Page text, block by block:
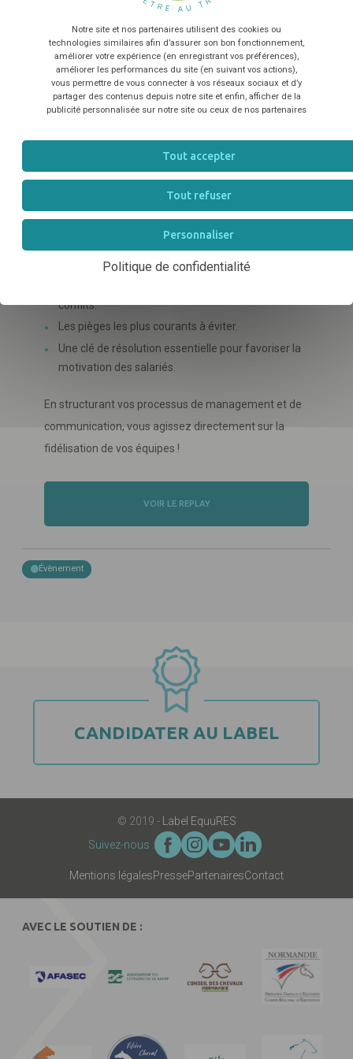
Ce que vous allez concrètement
retirer de cet atelier
Participer à cet atelier d'une heure vous offre des
et l'ambiance générale de votre structure. À partir de
l’analyse d’un cas concret, vous explorerez les
meilleures pratiques et les pièges à éviter pour une
résolution constructive.
Vous repartirez avec :
conflits.
Les pièges les plus courants à éviter.
Une clé de résolution essentielle pour favoriser la
motivation des salariés.
En structurant vos processus de management et de
communication, vous agissez directement sur la
fidélisation de vos équipes !
VOIR LE REPLAY
Évènement
CANDIDATER AU LABEL
© 2019 -
Label EquuRES
Suivez-nous :
Mentions légalesPressePartenairesContact
AVEC LE SOUTIEN DE :
TÉLÉCHARGER
Notre site et nos partenaires utilisent des cookies ou
technologies similaires afin d’assurer son bon fonctionnement,
améliorer votre expérience (en enregistrant vos préférences),
améliorer les performances du site (en suivant vos actions),
vous permettre de vous connecter à vos réseaux sociaux et d’y
partager des contenus depuis notre site et enfin, afficher de la
publicité personnalisée sur notre site ou ceux de nos partenaires
Tout accepter
Tout refuser
Personnaliser
Politique de confidentialité